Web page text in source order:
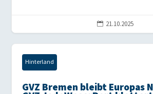
 21.10.2025
Hinterland
GVZ Bremen bleibt Europas